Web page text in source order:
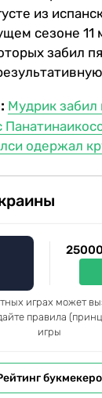
из
сезоне 11
забил
Мудрик забил
одержал
играх может
правила
игры